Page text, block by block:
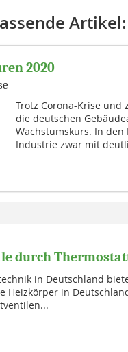
Artikel:
2020
Trotz Corona-Krise und
die deutschen
Wachstumskurs. In
Industrie zwar mit
durch
in Deutschland
Heizkörper in